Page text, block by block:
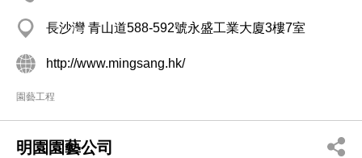
長沙灣 青山道588-592號永盛工業大廈3樓7室
http://www.mingsang.hk/
園藝工程
明園園藝公司